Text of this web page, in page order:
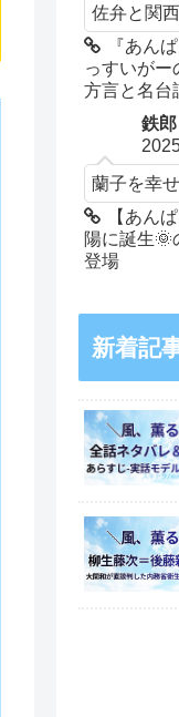
佐弁と関
『あん
っすいがー
方言と名台
鉄郎
蘭子を幸
【あん
陽に誕生🌞
登場
新着記